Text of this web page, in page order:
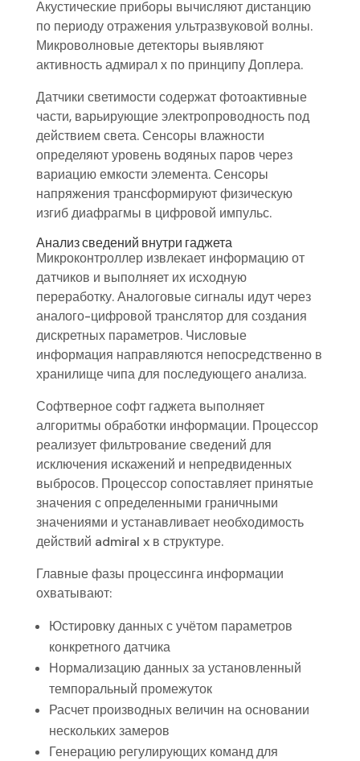
Акустические приборы вычисляют дистанцию
по периоду отражения ультразвуковой волны.
Микроволновые детекторы выявляют
активность адмирал х по принципу Доплера.
Датчики светимости содержат фотоактивные
части, варьирующие электропроводность под
действием света. Сенсоры влажности
определяют уровень водяных паров через
вариацию емкости элемента. Сенсоры
напряжения трансформируют физическую
изгиб диафрагмы в цифровой импульс.
Анализ сведений внутри гаджета
Микроконтроллер извлекает информацию от
датчиков и выполняет их исходную
переработку. Аналоговые сигналы идут через
аналого-цифровой транслятор для создания
дискретных параметров. Числовые
информация направляются непосредственно в
хранилище чипа для последующего анализа.
Софтверное софт гаджета выполняет
алгоритмы обработки информации. Процессор
реализует фильтрование сведений для
исключения искажений и непредвиденных
выбросов. Процессор сопоставляет принятые
значения с определенными граничными
значениями и устанавливает необходимость
действий admiral x в структуре.
Главные фазы процессинга информации
охватывают:
Юстировку данных с учётом параметров
конкретного датчика
Нормализацию данных за установленный
темпоральный промежуток
Расчет производных величин на основании
нескольких замеров
Генерацию регулирующих команд для